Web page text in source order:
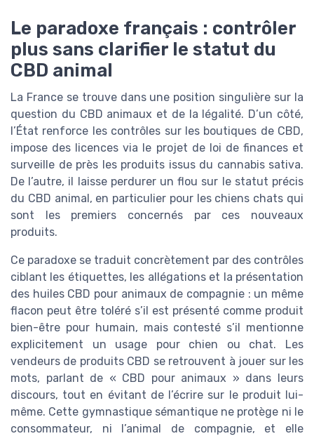
Le paradoxe français : contrôler
plus sans clarifier le statut du
CBD animal
La France se trouve dans une position singulière sur la
question du CBD animaux et de la légalité. D’un côté,
l’État renforce les contrôles sur les boutiques de CBD,
impose des licences via le projet de loi de finances et
surveille de près les produits issus du cannabis sativa.
De l’autre, il laisse perdurer un flou sur le statut précis
du CBD animal, en particulier pour les chiens chats qui
sont les premiers concernés par ces nouveaux
produits.
Ce paradoxe se traduit concrètement par des contrôles
ciblant les étiquettes, les allégations et la présentation
des huiles CBD pour animaux de compagnie : un même
flacon peut être toléré s’il est présenté comme produit
bien-être pour humain, mais contesté s’il mentionne
explicitement un usage pour chien ou chat. Les
vendeurs de produits CBD se retrouvent à jouer sur les
mots, parlant de « CBD pour animaux » dans leurs
discours, tout en évitant de l’écrire sur le produit lui-
même. Cette gymnastique sémantique ne protège ni le
consommateur, ni l’animal de compagnie, et elle